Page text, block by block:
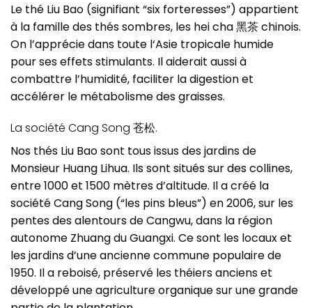
Le thé Liu Bao (signifiant “six forteresses”) appartient
à la famille des thés sombres, les hei cha 黑茶 chinois.
On l’apprécie dans toute l‘Asie tropicale humide
pour ses effets stimulants. Il aiderait aussi à
combattre l’humidité, faciliter la digestion et
accélérer le métabolisme des graisses.
La société Cang Song 苍松.
Nos thés Liu Bao sont tous issus des jardins de
Monsieur Huang Lihua. Ils sont situés sur des collines,
entre 1000 et 1500 mètres d’altitude. Il a créé la
société Cang Song (“les pins bleus”) en 2006, sur les
pentes des alentours de Cangwu, dans la région
autonome Zhuang du Guangxi. Ce sont les locaux et
les jardins d’une ancienne commune populaire de
1950. Il a reboisé, préservé les théiers anciens et
développé une agriculture organique sur une grande